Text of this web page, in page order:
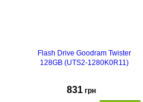
Flash Drive Goodram Twister
128GB (UTS2-1280K0R11)
831 грн